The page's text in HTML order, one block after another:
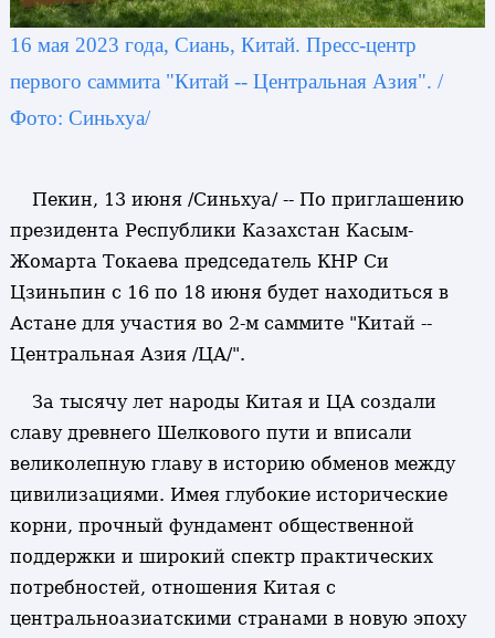
16 мая 2023 года, Сиань, Китай. Пресс-центр
первого саммита "Китай -- Центральная Азия". /
Фото: Синьхуа/
Пекин, 13 июня /Синьхуа/ -- По приглашению
президента Республики Казахстан Касым-
Жомарта Токаева председатель КНР Си
Цзиньпин с 16 по 18 июня будет находиться в
Астане для участия во 2-м саммите "Китай --
Центральная Азия /ЦА/".
За тысячу лет народы Китая и ЦА создали
славу древнего Шелкового пути и вписали
великолепную главу в историю обменов между
цивилизациями. Имея глубокие исторические
корни, прочный фундамент общественной
поддержки и широкий спектр практических
потребностей, отношения Китая с
центральноазиатскими странами в новую эпоху